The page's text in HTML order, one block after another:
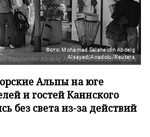
Фото: Mohamad Salaheldin Abdelg
Alsayed/Anadolu/Reuters
Альпы на юге
и гостей Каннского
без света из-за действий